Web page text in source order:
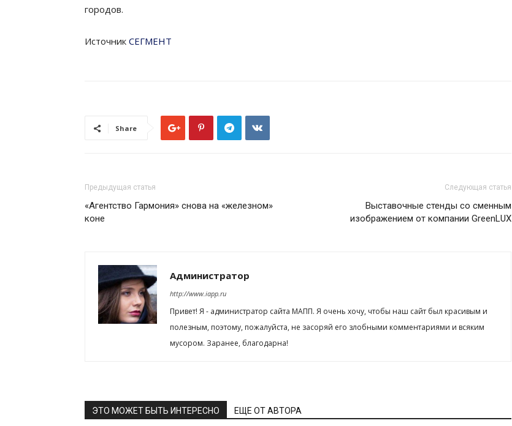
городов.
Источник СЕГМЕНТ
Share
Предыдущая статья
«Агентство Гармония» снова на «железном»
коне
Следующая статья
Выставочные стенды со сменным
изображением от компании GreenLUX
Администратор
http://www.iapp.ru
Привет! Я - администратор сайта МАПП. Я очень хочу, чтобы наш сайт был красивым и
полезным, поэтому, пожалуйста, не засоряй его злобными комментариями и всяким
мусором. Заранее, благодарна!
ЭТО МОЖЕТ БЫТЬ ИНТЕРЕСНО ЕЩЕ ОТ АВТОРА